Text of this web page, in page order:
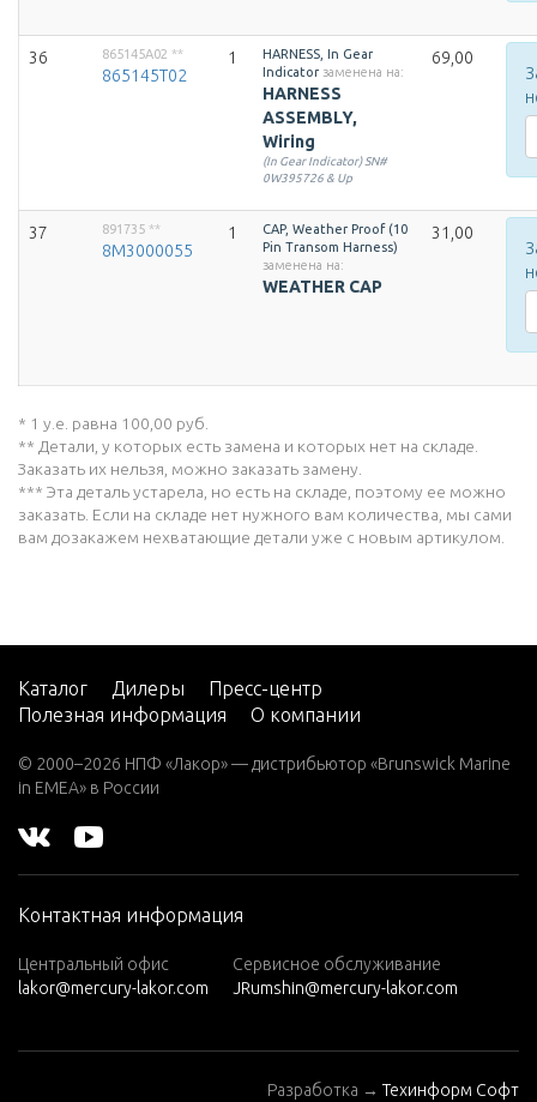
36 865145A02 **
865145T02
1
HARNESS, In Gear
Indicator заменена на:
HARNESS
ASSEMBLY,
Wiring
(In Gear Indicator) SN#
0W395726 & Up
69,00
37 891735 **
8M3000055
1
CAP, Weather Proof (10
Pin Transom Harness)
заменена на:
WEATHER CAP
31,00
* 1 у.е. равна 100,00 руб.
** Детали, у которых есть замена и которых нет на складе.
Заказать их нельзя, можно заказать замену.
*** Эта деталь устарела, но есть на складе, поэтому ее можно
заказать. Если на складе нет нужного вам количества, мы сами
вам дозакажем нехватающие детали уже с новым артикулом.
Каталог Дилеры
Пресс-центр
Полезная информация
О компании
© 2000–2026 НПФ «Лакор» — дистрибьютор «Brunswick Marine
in EMEA» в России
Контактная информация
Центральный офис
lakor@mercury-lakor.com
Сервисное обслуживание
JRumshin@mercury-lakor.com
Разработка → Техинформ Софт